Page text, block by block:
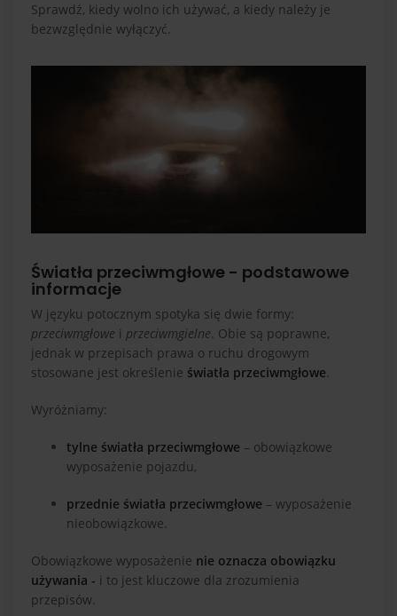
Sprawdź, kiedy wolno ich używać, a kiedy należy je
bezwzględnie wyłączyć.
Światła przeciwmgłowe - podstawowe
informacje
W języku potocznym spotyka się dwie formy:
przeciwmgłowe i przeciwmgielne. Obie są poprawne,
jednak w przepisach prawa o ruchu drogowym
stosowane jest określenie światła przeciwmgłowe.
Wyróżniamy:
tylne światła przeciwmgłowe – obowiązkowe
wyposażenie pojazdu,
przednie światła przeciwmgłowe – wyposażenie
nieobowiązkowe.
Obowiązkowe wyposażenie nie oznacza obowiązku
używania - i to jest kluczowe dla zrozumienia
przepisów.